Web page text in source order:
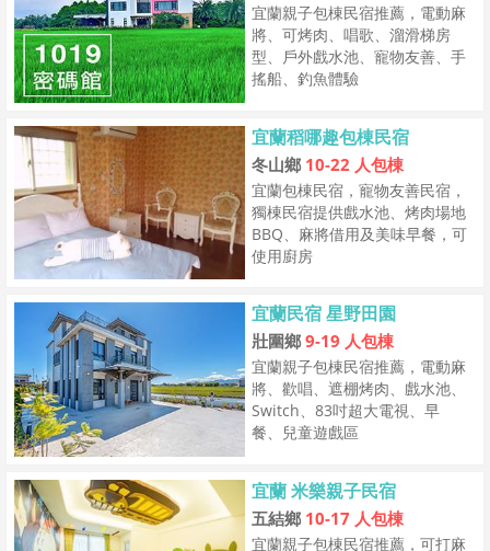
宜蘭親子包棟民宿推薦，電動麻
將、可烤肉、唱歌、溜滑梯房
型、戶外戲水池、寵物友善、手
搖船、釣魚體驗
宜蘭稻哪趣包棟民宿
冬山鄉 10-22 人包棟
宜蘭包棟民宿，寵物友善民宿，
獨棟民宿提供戲水池、烤肉場地
BBQ、麻將借用及美味早餐，可
使用廚房
宜蘭民宿 星野田園
壯圍鄉 9-19 人包棟
宜蘭親子包棟民宿推薦，電動麻
將、歡唱、遮棚烤肉、戲水池、
Switch、​83吋超大電視、早
餐、兒童遊戲區
宜蘭 米樂親子民宿
五結鄉 10-17 人包棟
宜蘭親子包棟民宿推薦，可打麻